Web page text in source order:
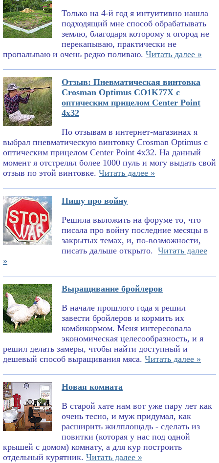
Только на 4-й год я интуитивно нашла
подходящий мне способ обрабатывать
землю, благодаря которому я огород не
перекапываю, практически не
пропалываю и очень редко поливаю. Читать далее »
Отзыв: Пневматическая винтовка
Crosman Optimus CO1K77X с
оптическим прицелом Center Point
4x32
По отзывам в интернет-магазинах я
выбрал пневматическую винтовку Crosman Optimus с
оптическим прицелом Center Point 4x32. На данный
момент я отстрелял более 1000 пуль и могу выдать свой
отзыв по этой винтовке. Читать далее »
Пишу про войну
Решила выложить на форуме то, что
писала про войну последние месяцы в
закрытых темах, и, по-возможности,
писать дальше открыто. Читать далее
»
Выращивание бройлеров
В начале прошлого года я решил
завести бройлеров и кормить их
комбикормом. Меня интересовала
экономическая целесообразность, и я
решил делать замеры, чтобы найти доступный и
дешевый способ выращивания мяса. Читать далее »
Новая комната
В старой хате нам вот уже пару лет как
очень тесно, и муж придумал, как
расширить жилплощадь - сделать из
повитки (которая у нас под одной
крышей с домом) комнату, а для кур построить
отдельный курятник. Читать далее »